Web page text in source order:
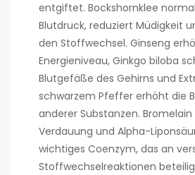
entgiftet. Bockshornklee
Blutdruck, reduziert Müdigkeit
den Stoffwechsel. Ginseng
Energieniveau, Ginkgo biloba
Blutgefäße des Gehirns und
schwarzem Pfeffer erhöht die
anderer Substanzen.
Verdauung und Alpha-
wichtiges Coenzym, das an
Stoffwechselreaktionen